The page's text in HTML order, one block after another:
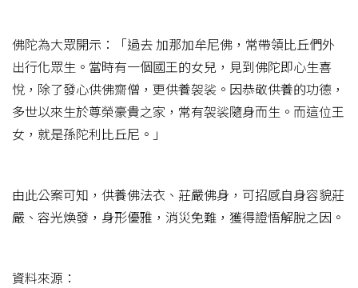
佛陀為大眾開示：「過去 加那加牟尼佛，常帶領比丘們外
出行化眾生。當時有一個國王的女兒，見到佛陀即心生喜
悅，除了發心供佛齋僧，更供養袈裟。因恭敬供養的功德，
多世以來生於尊榮豪貴之家，常有袈裟隨身而生。而這位王
女，就是孫陀利比丘尼。」
由此公案可知，供養佛法衣、莊嚴佛身，可招感自身容貌莊
嚴、容光煥發，身形優雅，消災免難，獲得證悟解脫之因。
資料來源：